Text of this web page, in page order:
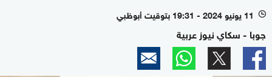
l 11 يونيو 2024 - 19:31 بتوقيت أبوظبي
جوبا - سكاي نيوز عربية